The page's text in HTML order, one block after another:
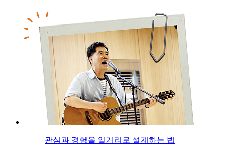
관심과 경험을 일거리로 설계하는 법